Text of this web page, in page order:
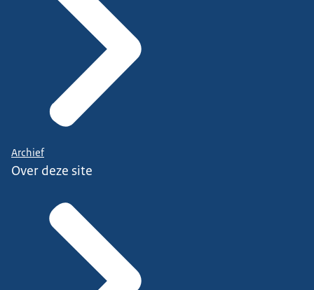
Archief
Over deze site